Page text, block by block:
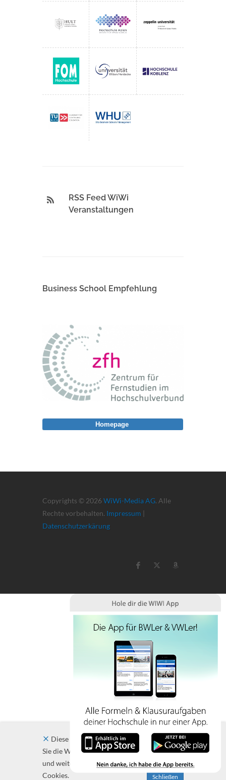
RSS Feed WiWi
Veranstaltungen
Business School Empfehlung
Copyrights © 2026 WiWi-Media AG. Alle
Rechte vorbehalten. Impressum |
Datenschutzerkärung
Diese Website verwendet Cookies. Indem
Sie die Website und ihre Angebote nutzen
und weiter navigieren, akzeptieren Sie diese
Cookies.
Schließen
Homepage